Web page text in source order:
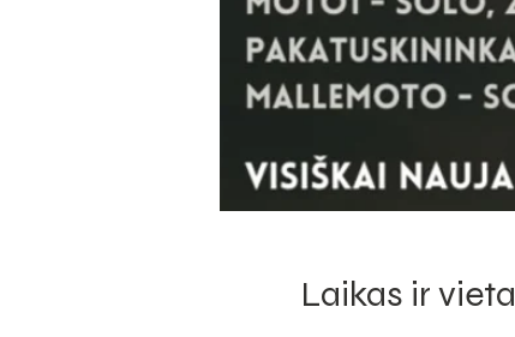
Laikas ir vieta